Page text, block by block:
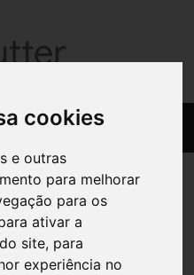
cookies
e outras
para melhorar
para os
ativar a
site, para
experiência no